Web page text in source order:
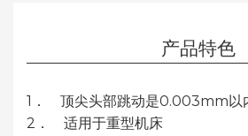
产品特色
1． 顶尖头部跳动是0.003mm以
2． 适用于重型机床